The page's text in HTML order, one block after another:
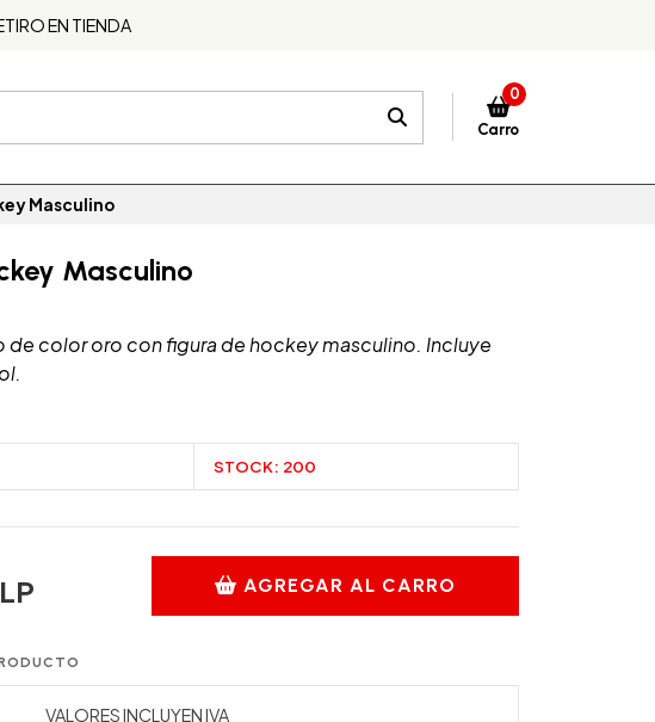
EN TIENDA
0
Carro
Masculino
Masculino
de color oro con figura de hockey masculino. Incluye
STOCK: 200
AGREGAR AL CARRO
VALORES INCLUYEN IVA